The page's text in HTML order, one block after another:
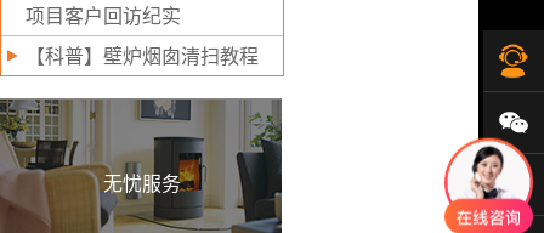
项目客户回访纪实
【科普】壁炉烟囱清扫教程
无忧服务
在
微